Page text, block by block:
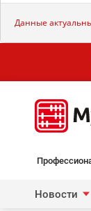
Данные
Новости